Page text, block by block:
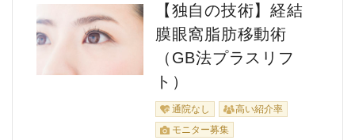
【独自の技術】経結
膜眼窩脂肪移動術
（GB法プラスリフ
ト）
通院なし
高い紹介率
モニター募集